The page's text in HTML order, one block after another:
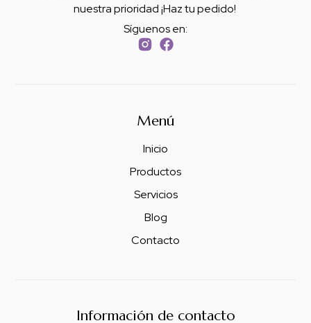
nuestra prioridad ¡Haz tu pedido!
Síguenos en:
Menú
Inicio
Productos
Servicios
Blog
Contacto
Información de contacto